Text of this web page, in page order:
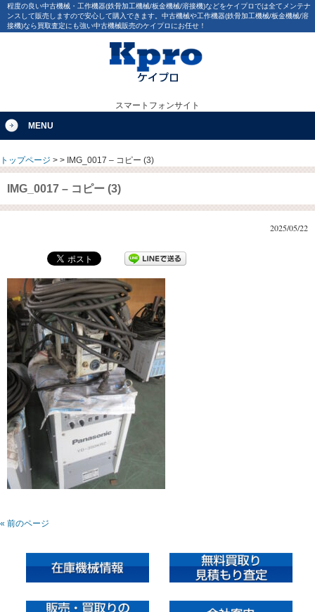
程度の良い中古機械・工作機器(鉄骨加工機械/板金機械/溶接機)などをケイプロでは全てメンテナ
ンスして販売しますので安心して購入できます。中古機械や工作機器(鉄骨加工機械/板金機械/溶
接機)なら買取査定にも強い中古機械販売のケイプロにお任せ！
スマートフォンサイト
MENU
トップページ > > IMG_0017 – コピー (3)
IMG_0017 – コピー (3)
2025/05/22
« 前のページ